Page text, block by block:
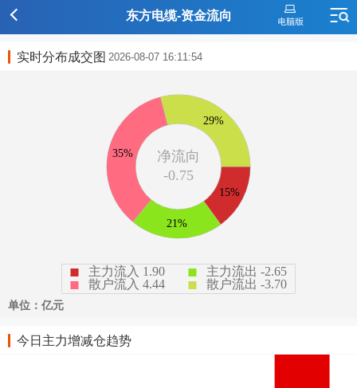
东方电缆-资金流向
实时分布成交图 2026-08-07 16:11:54
今日主力增减仓趋势